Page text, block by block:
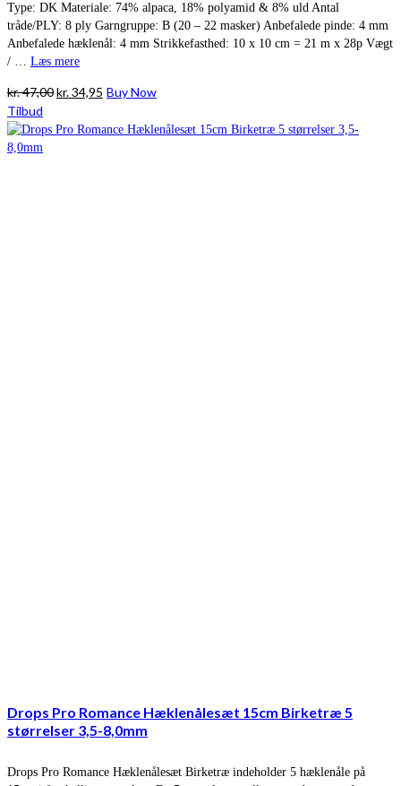
Type: DK Materiale: 74% alpaca, 18% polyamid & 8% uld Antal
tråde/PLY: 8 ply Garngruppe: B (20 – 22 masker) Anbefalede pinde: 4 mm
Anbefalede hæklenål: 4 mm Strikkefasthed: 10 x 10 cm = 21 m x 28p Vægt
/ … Læs mere
kr.47,00Den
pris
kr.34,95 Den
pris
Buy Now
Tilbud
Drops Pro Romance Hæklenålesæt 15cm Birketræ 5
størrelser 3,5-8,0mm
Drops Pro Romance Hæklenålesæt Birketræ indeholder 5 hæklenåle på